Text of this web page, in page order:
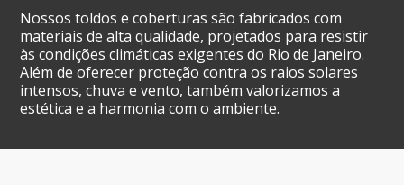
Nossos toldos e coberturas são fabricados com
materiais de alta qualidade, projetados para resistir
às condições climáticas exigentes do Rio de Janeiro.
Além de oferecer proteção contra os raios solares
intensos, chuva e vento, também valorizamos a
estética e a harmonia com o ambiente.